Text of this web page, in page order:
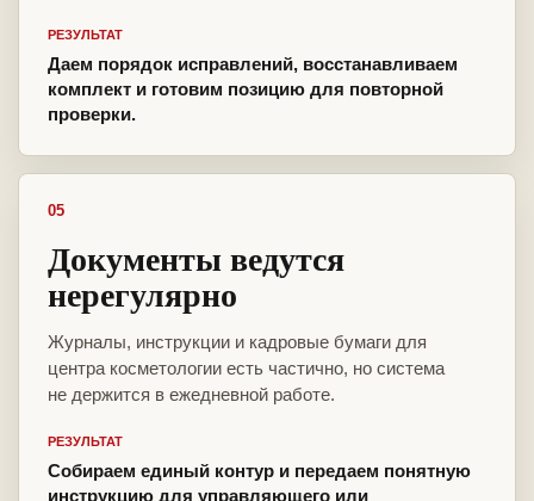
РЕЗУЛЬТАТ
Даем порядок исправлений, восстанавливаем
комплект и готовим позицию для повторной
проверки.
05
Документы ведутся
нерегулярно
Журналы, инструкции и кадровые бумаги для
центра косметологии есть частично, но система
не держится в ежедневной работе.
РЕЗУЛЬТАТ
Собираем единый контур и передаем понятную
инструкцию для управляющего или